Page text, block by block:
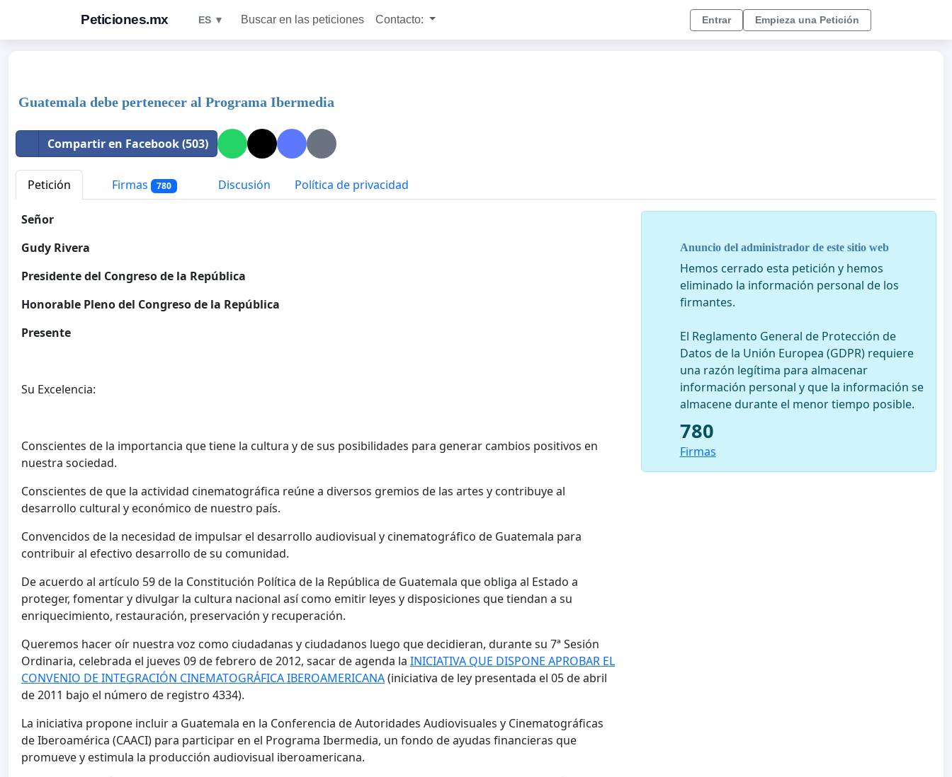
Peticiones.mx ES ▼ Buscar en las peticiones Contacto: Entrar Empieza una Petición
Guatemala debe pertenecer al Programa Ibermedia
Compartir en Facebook (503)
Petición Firmas 780 Discusión Política de privacidad
Señor
Gudy Rivera
Presidente del Congreso de la República
Honorable Pleno del Congreso de la República
Presente
Su Excelencia:
Conscientes de la importancia que tiene la cultura y de sus posibilidades para generar cambios positivos en
nuestra sociedad.
Conscientes de que la actividad cinematográfica reúne a diversos gremios de las artes y contribuye al
desarrollo cultural y económico de nuestro país.
Convencidos de la necesidad de impulsar el desarrollo audiovisual y cinematográfico de Guatemala para
contribuir al efectivo desarrollo de su comunidad.
De acuerdo al artículo 59 de la Constitución Política de la República de Guatemala que obliga al Estado a
proteger, fomentar y divulgar la cultura nacional así como emitir leyes y disposiciones que tiendan a su
enriquecimiento, restauración, preservación y recuperación.
Queremos hacer oír nuestra voz como ciudadanas y ciudadanos luego que decidieran, durante su 7ª Sesión
Ordinaria, celebrada el jueves 09 de febrero de 2012, sacar de agenda la INICIATIVA QUE DISPONE APROBAR EL
CONVENIO DE INTEGRACIÓN CINEMATOGRÁFICA IBEROAMERICANA(iniciativa de ley presentada el 05 de abril
de 2011 bajo el número de registro 4334).
La iniciativa propone incluir a Guatemala en la Conferencia de Autoridades Audiovisuales y Cinematográficas
de Iberoamérica (CAACI) para participar en el Programa Ibermedia, un fondo de ayudas financieras que
promueve y estimula la producción audiovisual iberoamericana.
Anuncio del administrador de este sitio web
Hemos cerrado esta petición y hemos
eliminado la información personal de los
firmantes.
El Reglamento General de Protección de
Datos de la Unión Europea (GDPR) requiere
una razón legítima para almacenar
información personal y que la información se
almacene durante el menor tiempo posible.
780
Firmas